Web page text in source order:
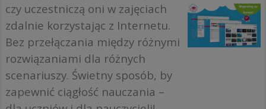
czy uczestniczą oni w zajęciach
zdalnie korzystając z Internetu.
Bez przełączania między różnymi
rozwiązaniami dla różnych
scenariuszy. Świetny sposób, by
zapewnić ciągłość nauczania –